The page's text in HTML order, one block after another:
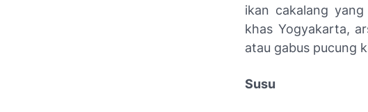
ikan cakalang
khas Yogyakarta,
atau gabus pucung
Susu